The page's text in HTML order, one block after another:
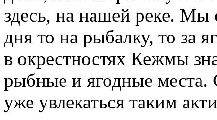
здесь, на нашей реке. Мы
дня то на рыбалку, то за
в окрестностях Кежмы
рыбные и ягодные места.
уже увлекаться таким